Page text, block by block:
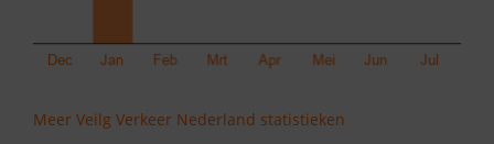
Meer Veilg Verkeer Nederland statistieken